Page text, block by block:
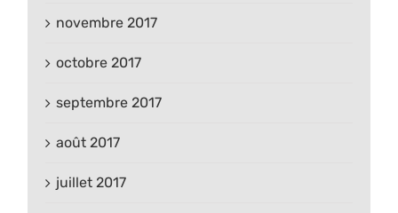
novembre 2017
octobre 2017
septembre 2017
août 2017
juillet 2017